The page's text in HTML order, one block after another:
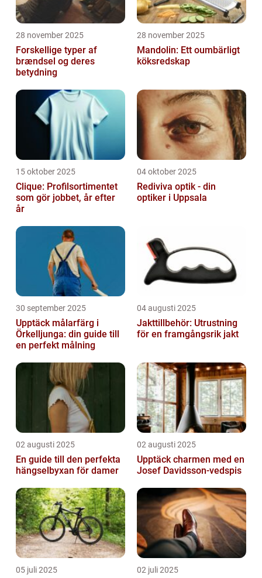
28 november 2025
Forskellige typer af
brændsel og deres
betydning
28 november 2025
Mandolin: Ett oumbärligt
köksredskap
15 oktober 2025
Clique: Profilsortimentet
som gör jobbet, år efter
år
04 oktober 2025
Rediviva optik - din
optiker i Uppsala
30 september 2025
Upptäck målarfärg i
Örkelljunga: din guide till
en perfekt målning
04 augusti 2025
Jakttillbehör: Utrustning
för en framgångsrik jakt
02 augusti 2025
En guide till den perfekta
hängselbyxan för damer
02 augusti 2025
Upptäck charmen med en
Josef Davidsson-vedspis
05 juli 2025 02 juli 2025